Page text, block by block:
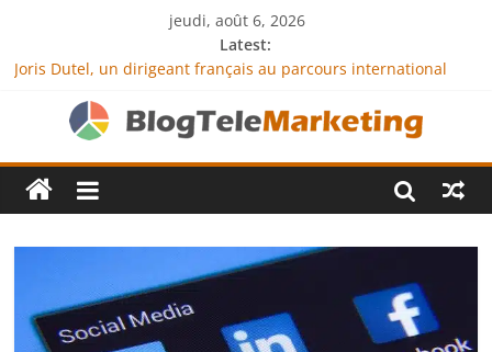
jeudi, août 6, 2026
Latest:
Joris Dutel, un dirigeant français au parcours international
Agria Assurance Animaux : comment l’entreprise se
démarque-t-elle de la concurrence ?
JCA Academy : l’excellence au service de l’indépendance
financière
Denis Bouclon : la diplomatie éducative comme moteur de
Next Terra International : des solutions logistiques au service
du commerce international